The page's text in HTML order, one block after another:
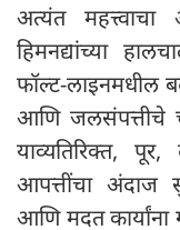
अत्यंत
हिमनद्यांच्या
फॉल्ट-लाइनमधील
आणि जलसंपत्तीचे
याव्यतिरिक्त,
आपत्तींचा अंदाज
आणि मदत